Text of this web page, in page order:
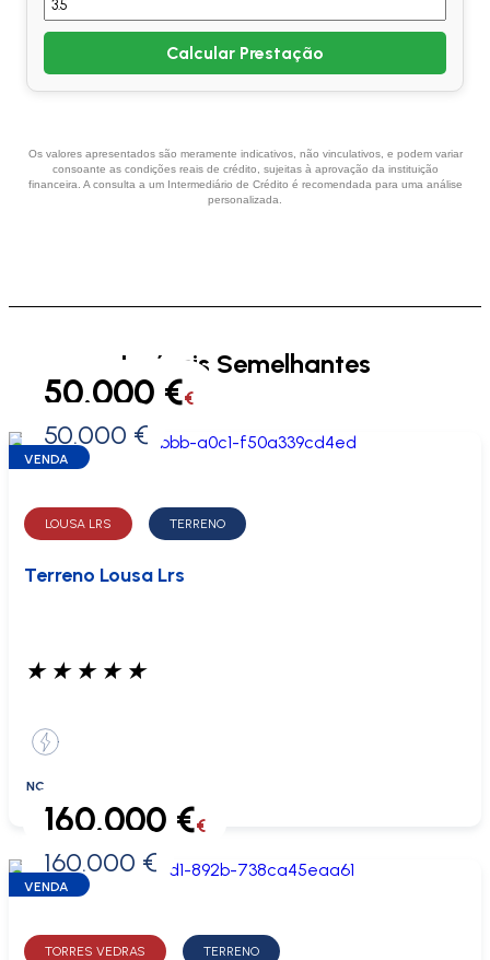
Calcular Prestação
Os valores apresentados são meramente indicativos, não vinculativos, e podem variar
consoante as condições reais de crédito, sujeitas à aprovação da instituição
financeira. A consulta a um Intermediário de Crédito é recomendada para uma análise
personalizada.
Imóveis Semelhantes
0 €
50.000 €€
50.000 €
VENDA
LOUSA LRS TERRENO
Terreno Lousa Lrs
★ ★ ★ ★ ★
NC
0 €
160.000 €€
160.000 €
VENDA
TORRES VEDRAS TERRENO